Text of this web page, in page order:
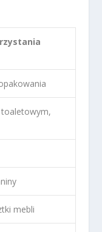
toaletowym,
mebli